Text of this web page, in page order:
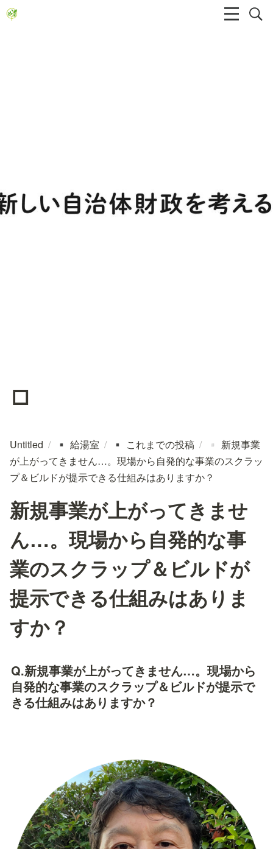
▫️
Untitled / ▪️ 給湯室 / ▪️ これまでの投稿 / ▫️
新規事業
が上がってきません…。現場から自発的な事業のスクラッ
プ＆ビルドが提示できる仕組みはありますか？
新規事業が上がってきませ
ん…。現場から自発的な事
業のスクラップ＆ビルドが
提示できる仕組みはありま
すか？
Q.新規事業が上がってきません…。現場から
自発的な事業のスクラップ＆ビルドが提示で
きる仕組みはありますか？